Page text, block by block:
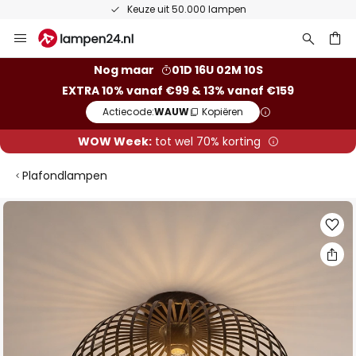
Keuze uit 50.000 lampen
naar
Nog maar
01D 16U 02M 10S
EXTRA 10% vanaf €99 & 13% vanaf €159
Actiecode:WAUW Kopiëren
WOW Week:tot wel 70% korting
Plafondlampen
Ga
afbeeldingen-